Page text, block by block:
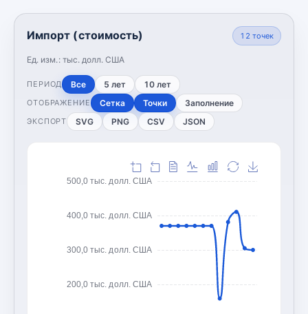
Импорт (стоимость)
Ед. изм.: тыс. долл. США
12 точек
ПЕРИОД Все 5 лет 10 лет
ОТОБРАЖЕНИЕ Сетка Точки Заполнение
ЭКСПОРТ SVG PNG CSV JSON
200,0 тыс. долл. США
300,0 тыс. долл. США
400,0 тыс. долл. США
500,0 тыс. долл. США